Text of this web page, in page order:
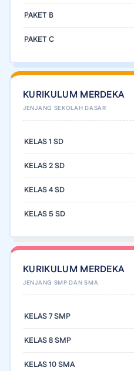
PAKET B
PAKET C
KURIKULUM MERDEKA
KELAS 1 SD
KELAS 2 SD
KELAS 4 SD
KELAS 5 SD
KURIKULUM MERDEKA
KELAS 7 SMP
KELAS 8 SMP
KELAS 10 SMA